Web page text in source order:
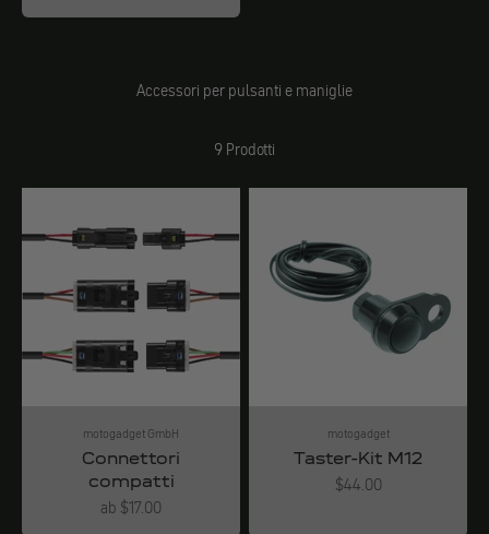
Accessori per pulsanti e maniglie
9 Prodotti
motogadget GmbH
Connettori
compatti
Angebot
ab $17.00
motogadget
Taster-Kit M12
Angebot
$44.00